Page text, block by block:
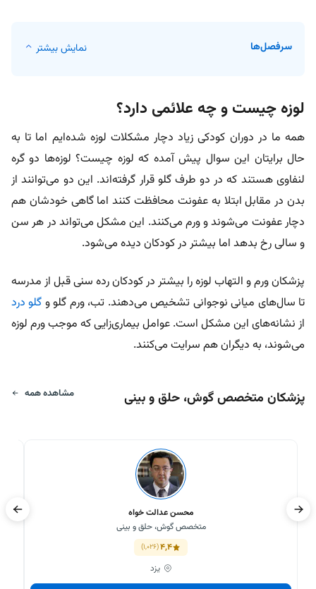
سرفصل‌ها نمایش بیشتر
لوزه چیست و چه علائمی دارد؟
همه ما در دوران کودکی زیاد دچار مشکلات لوزه شده‌ایم اما تا به
حال برایتان این سوال پیش آمده که لوزه چیست؟ لوزه‌ها دو گره
لنفاوی هستند که در دو طرف گلو قرار گرفته‌اند. این دو می‌توانند از
بدن در مقابل ابتلا به عفونت محافظت کنند اما گاهی خودشان هم
دچار عفونت می‌شوند و ورم می‌کنند. این مشکل می‌تواند در هر سن
و سالی رخ بدهد اما بیشتر در کودکان دیده می‌شود.
پزشکان ورم و التهاب لوزه‌ را بیشتر در کودکان رده سنی قبل از مدرسه
تا سال‌های میانی نوجوانی تشخیص می‌دهند. تب، ورم گلو و گلو درد
از نشانه‌های این مشکل است. عوامل بیماری‌زایی که موجب ورم لوزه
می‌شوند، به دیگران هم سرایت می‌کنند.
پزشکان متخصص گوش، حلق و بینی مشاهده همه
محسن عدالت خواه
متخصص گوش، حلق و بینی
4,4
(1,026)
یزد